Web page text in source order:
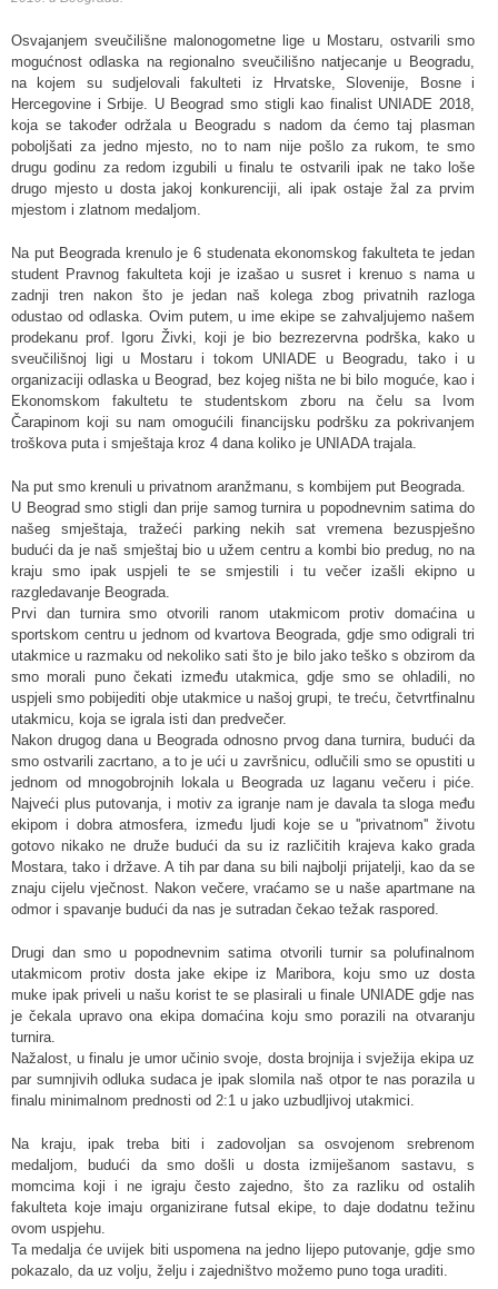
Osvajanjem sveučilišne malonogometne lige u Mostaru, ostvarili smo
mogućnost odlaska na regionalno sveučilišno natjecanje u Beogradu,
na kojem su sudjelovali fakulteti iz Hrvatske, Slovenije, Bosne i
Hercegovine i Srbije. U Beograd smo stigli kao finalist UNIADE 2018,
koja se također održala u Beogradu s nadom da ćemo taj plasman
poboljšati za jedno mjesto, no to nam nije pošlo za rukom, te smo
drugu godinu za redom izgubili u finalu te ostvarili ipak ne tako loše
drugo mjesto u dosta jakoj konkurenciji, ali ipak ostaje žal za prvim
mjestom i zlatnom medaljom.
Na put Beograda krenulo je 6 studenata ekonomskog fakulteta te jedan
student Pravnog fakulteta koji je izašao u susret i krenuo s nama u
zadnji tren nakon što je jedan naš kolega zbog privatnih razloga
odustao od odlaska. Ovim putem, u ime ekipe se zahvaljujemo našem
prodekanu prof. Igoru Živki, koji je bio bezrezervna podrška, kako u
sveučilišnoj ligi u Mostaru i tokom UNIADE u Beogradu, tako i u
organizaciji odlaska u Beograd, bez kojeg ništa ne bi bilo moguće, kao i
Ekonomskom fakultetu te studentskom zboru na čelu sa Ivom
Čarapinom koji su nam omogućili financijsku podršku za pokrivanjem
troškova puta i smještaja kroz 4 dana koliko je UNIADA trajala.
Na put smo krenuli u privatnom aranžmanu, s kombijem put Beograda.
U Beograd smo stigli dan prije samog turnira u popodnevnim satima do
našeg smještaja, tražeći parking nekih sat vremena bezuspješno
budući da je naš smještaj bio u užem centru a kombi bio predug, no na
kraju smo ipak uspjeli te se smjestili i tu večer izašli ekipno u
razgledavanje Beograda.
Prvi dan turnira smo otvorili ranom utakmicom protiv domaćina u
sportskom centru u jednom od kvartova Beograda, gdje smo odigrali tri
utakmice u razmaku od nekoliko sati što je bilo jako teško s obzirom da
smo morali puno čekati između utakmica, gdje smo se ohladili, no
uspjeli smo pobijediti obje utakmice u našoj grupi, te treću, četvrtfinalnu
utakmicu, koja se igrala isti dan predvečer.
Nakon drugog dana u Beograda odnosno prvog dana turnira, budući da
smo ostvarili zacrtano, a to je ući u završnicu, odlučili smo se opustiti u
jednom od mnogobrojnih lokala u Beograda uz laganu večeru i piće.
Najveći plus putovanja, i motiv za igranje nam je davala ta sloga među
ekipom i dobra atmosfera, između ljudi koje se u ''privatnom'' životu
gotovo nikako ne druže budući da su iz različitih krajeva kako grada
Mostara, tako i države. A tih par dana su bili najbolji prijatelji, kao da se
znaju cijelu vječnost. Nakon večere, vraćamo se u naše apartmane na
odmor i spavanje budući da nas je sutradan čekao težak raspored.
Drugi dan smo u popodnevnim satima otvorili turnir sa polufinalnom
utakmicom protiv dosta jake ekipe iz Maribora, koju smo uz dosta
muke ipak priveli u našu korist te se plasirali u finale UNIADE gdje nas
je čekala upravo ona ekipa domaćina koju smo porazili na otvaranju
turnira.
Nažalost, u finalu je umor učinio svoje, dosta brojnija i svježija ekipa uz
par sumnjivih odluka sudaca je ipak slomila naš otpor te nas porazila u
finalu minimalnom prednosti od 2:1 u jako uzbudljivoj utakmici.
Na kraju, ipak treba biti i zadovoljan sa osvojenom srebrenom
medaljom, budući da smo došli u dosta izmiješanom sastavu, s
momcima koji i ne igraju često zajedno, što za razliku od ostalih
fakulteta koje imaju organizirane futsal ekipe, to daje dodatnu težinu
ovom uspjehu.
Ta medalja će uvijek biti uspomena na jedno lijepo putovanje, gdje smo
pokazalo, da uz volju, želju i zajedništvo možemo puno toga uraditi.